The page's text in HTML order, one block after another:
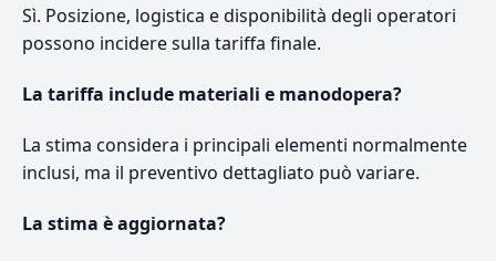
Sì. Posizione, logistica e disponibilità degli operatori
possono incidere sulla tariffa finale.
La tariffa include materiali e manodopera?
La stima considera i principali elementi normalmente
inclusi, ma il preventivo dettagliato può variare.
La stima è aggiornata?